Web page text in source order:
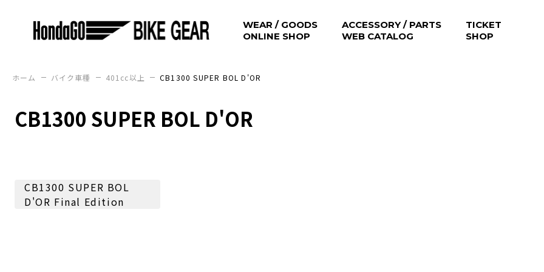
WEAR / GOODS
ONLINE SHOP
ACCESSORY / PARTS
WEB CATALOG
TICKET
SHOP
ホーム バイク車種 401cc以上 CB1300 SUPER BOL D'OR
CB1300 SUPER BOL D'OR
CB1300 SUPER BOL
D'OR Final Edition